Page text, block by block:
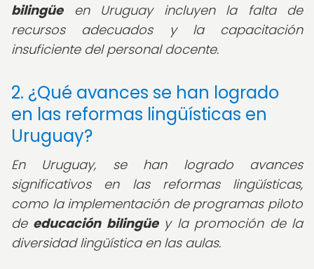
bilingüeen Uruguay incluyen la falta de
recursos adecuados y la capacitación
insuficiente del personal docente.
2. ¿Qué avances se han logrado
en las reformas lingüísticas en
Uruguay?
En Uruguay, se han logrado avances
significativos en las reformas lingüísticas,
como la implementación de programas piloto
de educación bilingüey la promoción de la
diversidad lingüística en las aulas.